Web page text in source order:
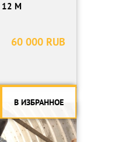
12 М
60 000 RUB
В ИЗБРАННОЕ